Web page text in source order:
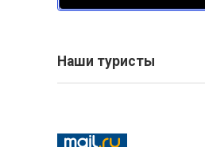
Наши туристы